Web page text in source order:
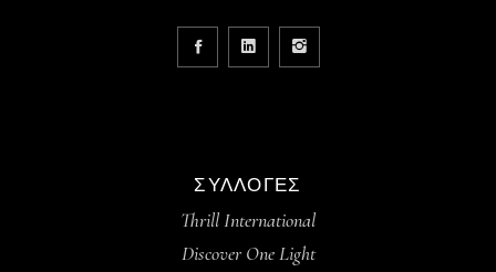
ΣΥΛΛΟΓΈΣ
Thrill International
Discover One Light